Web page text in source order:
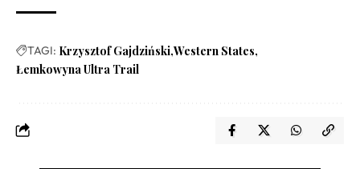
TAGI: Krzysztof Gajdziński Western States
Łemkowyna Ultra Trail